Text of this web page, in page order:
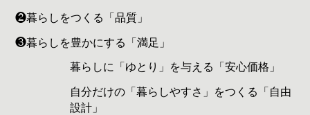
❷暮らしをつくる「品質」
❸暮らしを豊かにする「満足」
暮らしに「ゆとり」を与える「安心価格」
自分だけの「暮らしやすさ」をつくる「自由
設計」